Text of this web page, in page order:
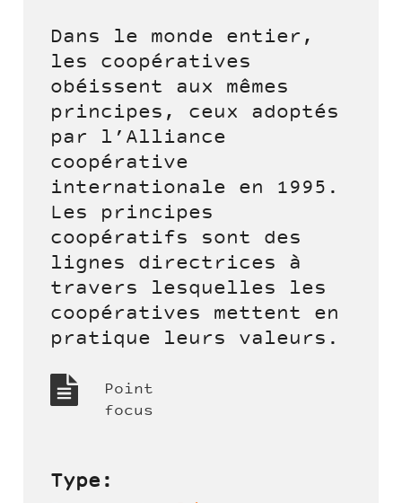
Dans le monde entier,
les coopératives
obéissent aux mêmes
principes, ceux adoptés
par l’Alliance
coopérative
internationale en 1995.
Les principes
coopératifs sont des
lignes directrices à
travers lesquelles les
coopératives mettent en
pratique leurs valeurs.
Point
focus
Type: